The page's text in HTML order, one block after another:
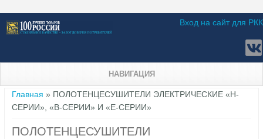
Вход на сайт для РКК
НАВИГАЦИЯ
Вы здесь
Главная » ПОЛОТЕНЦЕСУШИТЕЛИ ЭЛЕКТРИЧЕСКИЕ «Н-
СЕРИИ», «В-СЕРИИ» И «Е-СЕРИИ»
ПОЛОТЕНЦЕСУШИТЕЛИ